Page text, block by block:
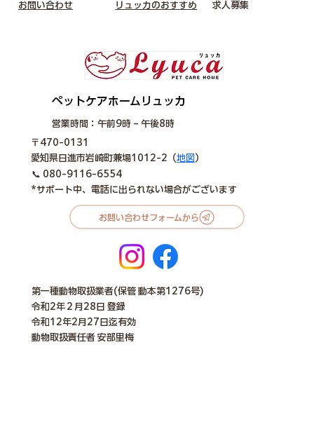
お問い合わせ リュッカのおすすめ ​求人募集
​ペットケアホームリュッカ
営業時間：午前9時 – 午後8時
〒470-0131
愛知県日進市岩崎町兼場1012-2（地図 ）
📞 080-9116-6554
*サポート中、電話に出られない場合がございます
お問い合わせフォームから
第一種動物取扱業者(保管 動本第1276号)
令和2年２月28日 登録
令和12年2月27日迄有効
動物取扱責任者 ​安部里梅​